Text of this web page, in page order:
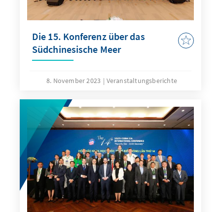
Die 15. Konferenz über das
Südchinesische Meer
8. November 2023 Veranstaltungsberichte